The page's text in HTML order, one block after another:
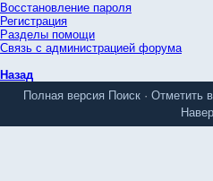
Восстановление пароля
Регистрация
Разделы помощи
Связь с администрацией форума
Назад
Полная версия Поиск · Отметить